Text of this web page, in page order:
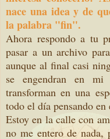
nace una idea y de
la palabra "fin".
Ahora respondo a tu
pasar a un archivo
aunque al final casi
se engendran en
transforman en una
todo el día pensando en
Estoy en la calle con
no me entero de nada,